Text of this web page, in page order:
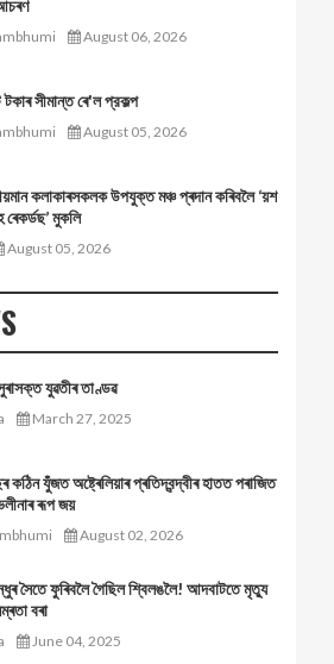
August 06, 2026
সীমান্ত ৰে'ল প্রকল্প
August 05, 2026
কলাকাৰসকলক উপযুক্ত মঞ্চ প্ৰদান কৰিবলৈ ‘য়শ
ৰেকৰ্ডছ’ মুকলি
August 05, 2026
যুৱতীৰ তাণ্ডৱ
March 27, 2025
কঠিন যুঁজত অষ্ট্ৰেলিয়াৰ প্ৰতিদ্বন্দ্বীৰ হাতত পৰাজিত
ৰূপ জয়
August 02, 2026
সৈতে ফুৰিবলৈ গৈছিল শ্বিলঙলৈ! আদবাটতে মৃত্যু
বৰা
June 04, 2025